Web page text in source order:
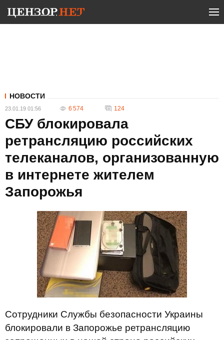
НОВОСТИ
23.01.19 01:56 6 574 124
СБУ блокировала
ретрансляцию российских
телеканалов, организованную
в интернете жителем
Запорожья
Сотрудники Службы безопасности Украины
блокировали в Запорожье ретрансляцию